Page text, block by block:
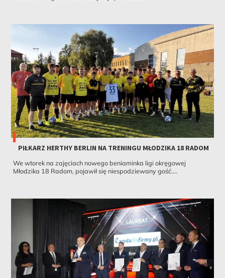
PIŁKARZ HERTHY BERLIN NA TRENINGU MŁODZIKA 18 RADOM
We wtorek na zajęciach nowego beniaminka ligi okręgowej
Młodzika 18 Radom, pojawił się niespodziewany gość....